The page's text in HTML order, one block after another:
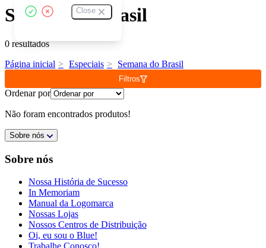
Close
Semana do Brasil
0 resultados
Página inicial
Especiais Semana do Brasil
Filtros
Ordenar por
Não foram encontrados produtos!
Sobre nós
Sobre nós
Nossa História de Sucesso
In Memoriam
Manual da Logomarca
Nossas Lojas
Nossos Centros de Distribuição
Oi, eu sou o Blue!